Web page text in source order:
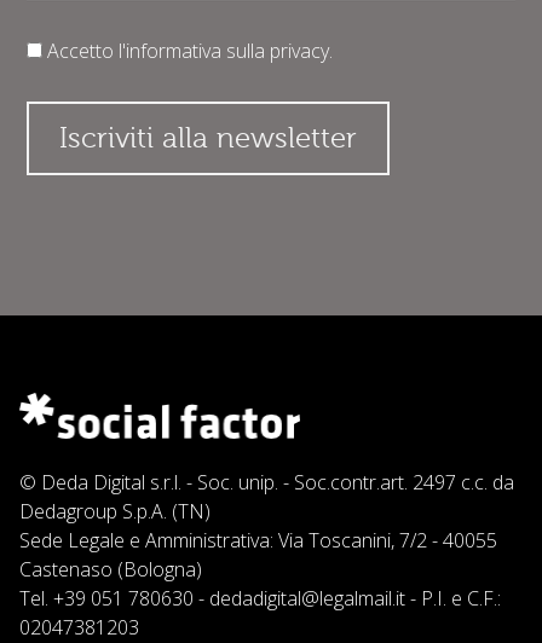
Accetto l'informativa sulla privacy.
© Deda Digital s.r.l. - Soc. unip. - Soc.contr.art. 2497 c.c. da
Dedagroup S.p.A. (TN)
Sede Legale e Amministrativa: Via Toscanini, 7/2 - 40055
Castenaso (Bologna)
Tel. +39 051 780630 - dedadigital@legalmail.it- P.I. e C.F.:
02047381203